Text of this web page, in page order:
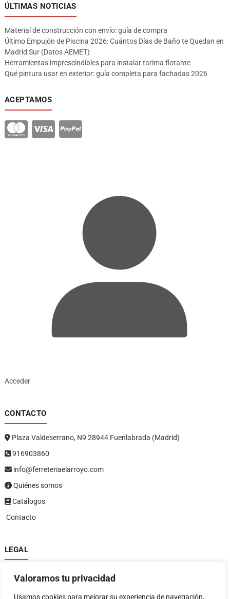
Valoramos tu privacidad
Usamos cookies para mejorar su experiencia de navegación,
ÚLTIMAS NOTICIAS
Material de construcción con envío: guía de compra
Último Empujón de Piscina 2026: Cuántos Días de Baño te Quedan en
Madrid Sur (Datos AEMET)
Herramientas imprescindibles para instalar tarima flotante
Qué pintura usar en exterior: guía completa para fachadas 2026
ACEPTAMOS
Acceder
CONTACTO
Plaza Valdeserrano, N9 28944 Fuenlabrada (Madrid)
916903860
info@ferreteriaelarroyo.com
Quiénes somos
Catálogos
Contacto
LEGAL
Política de privacidad
Política de devoluciones y reembolsos
Términos y condiciones